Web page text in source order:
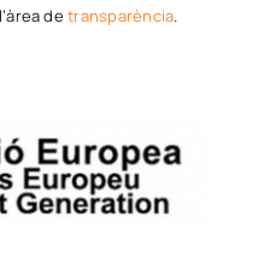
detransparència